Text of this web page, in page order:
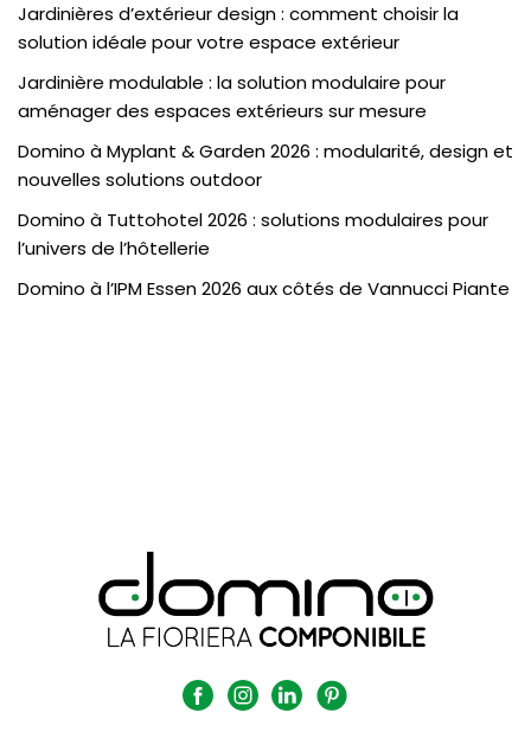
Jardinières d’extérieur design : comment choisir la
solution idéale pour votre espace extérieur
Jardinière modulable : la solution modulaire pour
aménager des espaces extérieurs sur mesure
Domino à Myplant & Garden 2026 : modularité, design et
nouvelles solutions outdoor
Domino à Tuttohotel 2026 : solutions modulaires pour
l’univers de l’hôtellerie
Domino à l’IPM Essen 2026 aux côtés de Vannucci Piante